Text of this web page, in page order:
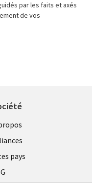
par les faits et axés
de vos
pays